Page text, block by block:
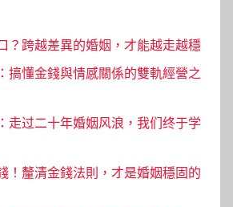
？跨越差異的婚姻，才能越走越穩
搞懂金錢與情感關係的雙軌經營之
走过二十年婚姻风浪，我们终于学
！釐清金錢法則，才是婚姻穩固的